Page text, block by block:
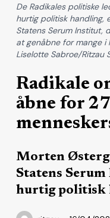
Radikale
åbne for
Morten
Statens
hurtig politisk
De Radikales politiske
hurtig politisk
Statens Serum Institut,
at genåbne for mange i
Liselotte Sabroe/Ritzau